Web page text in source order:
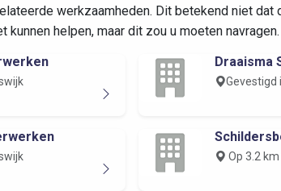
werkzaamheden. Dit betekend niet dat
kunnen helpen, maar dit zou u moeten navragen.
Draaisma
Gevestigd
Op 3.2